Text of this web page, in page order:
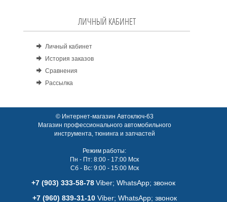
ЛИЧНЫЙ КАБИНЕТ
Личный кабинет
История заказов
Сравнения
Рассылка
© Интернет-магазин Автоключ-63
Магазин профессионального автомобильного
инструмента, тюнинга и запчастей
Режим работы:
Пн - Пт: 8:00 - 17:00 Мск
Сб - Вс: 9:00 - 15:00 Мск
+7 (903) 333-58-78 Viber; WhatsАpp; звонок
+7 (960) 839-31-10Viber; WhatsАpp; звонок